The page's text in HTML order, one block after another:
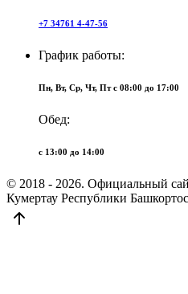
+7 34761 4-47-56
График работы:
Пн, Вт, Ср, Чт, Пт c 08:00 до 17:00
Обед:
c 13:00 до 14:00
© 2018 - 2026. Официальный
Кумертау Республики